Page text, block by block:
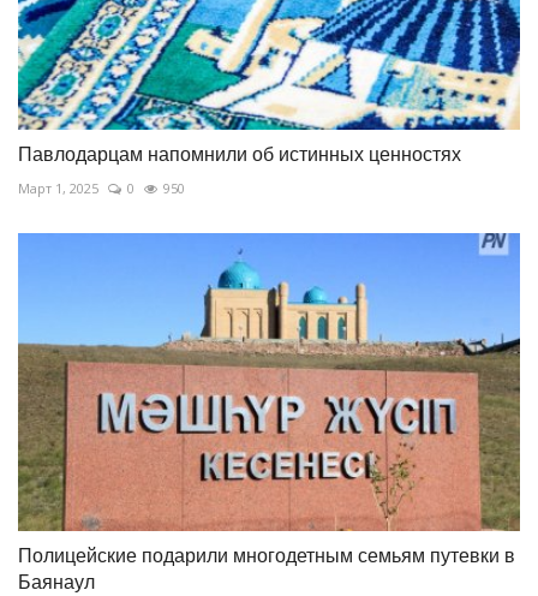
Павлодарцам напомнили об истинных ценностях
Март 1, 2025 0 950
Полицейские подарили многодетным семьям путевки в
Баянаул